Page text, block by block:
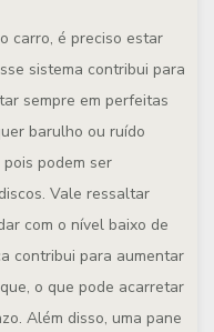
carro, é preciso estar
sistema contribui para
sempre em perfeitas
barulho ou ruído
podem ser
Vale ressaltar
com o nível baixo de
contribui para aumentar
o que pode acarretar
Além disso, uma pane